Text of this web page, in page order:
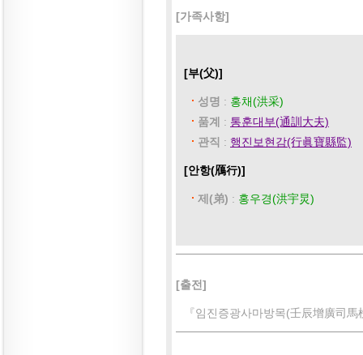
[가족사항]
[부(父)]
성명 : 홍채(洪采)
품계
: 통훈대부(通訓大夫)
관직 : 행진보현감(行眞寶縣監)
[안항(鴈行)]
제(弟) : 홍우경(洪宇炅)
[출전]
『임진증광사마방목(壬辰增廣司